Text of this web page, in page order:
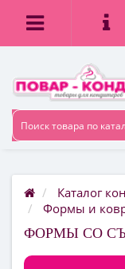
Каталог
Формы и
ФОРМЫ СО